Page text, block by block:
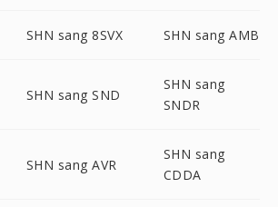
SHN sang 8SVX SHN sang AMB
SHN sang SND
SHN sang
SNDR
SHN sang AVR
SHN sang
CDDA